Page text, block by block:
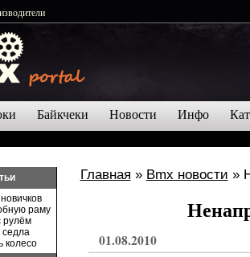
Байкчеки Новости Инфо
Главная » Bmx новости »
01.08.2010
раму
рулём
колесо